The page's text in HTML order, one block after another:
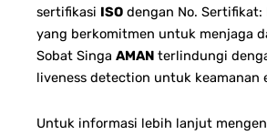
sertifikasi ISO dengan No. Sertifikat:
yang berkomitmen untuk menjaga
Sobat Singa AMAN terlindungi
liveness detection untuk keamanan
Untuk informasi lebih lanjut